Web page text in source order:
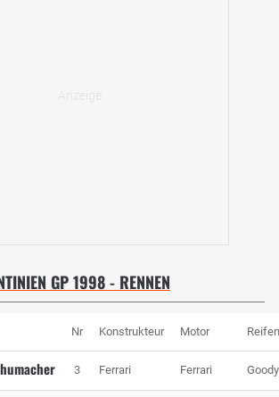
GP 1998 - RENNEN
Nr Konstrukteur Motor Reifen
3 Ferrari Ferrari